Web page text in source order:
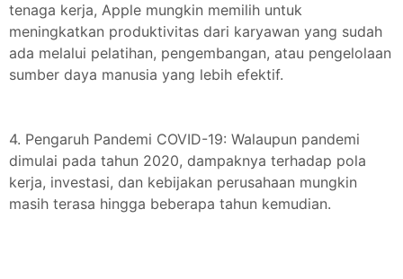
tenaga kerja, Apple mungkin memilih untuk
meningkatkan produktivitas dari karyawan yang sudah
ada melalui pelatihan, pengembangan, atau pengelolaan
sumber daya manusia yang lebih efektif.
4. Pengaruh Pandemi COVID-19: Walaupun pandemi
dimulai pada tahun 2020, dampaknya terhadap pola
kerja, investasi, dan kebijakan perusahaan mungkin
masih terasa hingga beberapa tahun kemudian.